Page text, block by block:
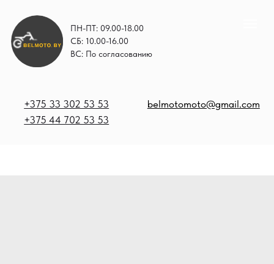
ПН-ПТ: 09.00-18.00
СБ: 10.00-16.00
ВС: По согласованию